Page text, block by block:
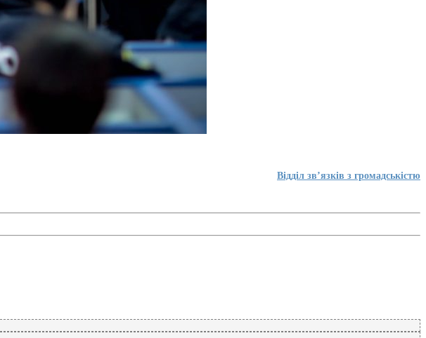
Відділ зв’язків з громадськістю